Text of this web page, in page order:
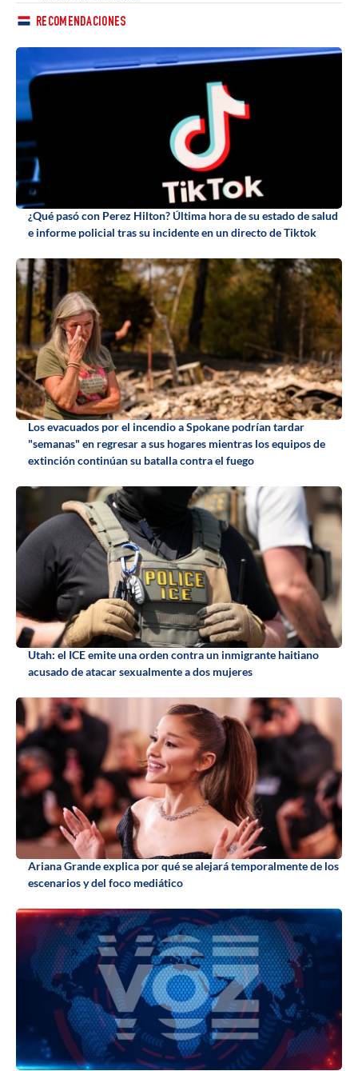
RECOMENDACIONES
¿Qué pasó con Perez Hilton? Última hora de su estado de salud
e informe policial tras su incidente en un directo de Tiktok
Los evacuados por el incendio a Spokane podrían tardar
"semanas" en regresar a sus hogares mientras los equipos de
extinción continúan su batalla contra el fuego
Utah: el ICE emite una orden contra un inmigrante haitiano
acusado de atacar sexualmente a dos mujeres
Ariana Grande explica por qué se alejará temporalmente de los
escenarios y del foco mediático